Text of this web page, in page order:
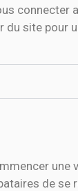
connecter
du site pour
une
de se